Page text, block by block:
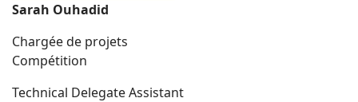
Sarah Ouhadid
Chargée de projets
Compétition
Technical Delegate Assistant